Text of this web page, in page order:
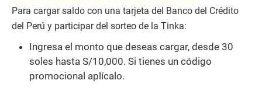
Para cargar saldo con una tarjeta del Banco del Crédito
del Perú y participar del sorteo de la Tinka:
Ingresa el monto que deseas cargar, desde 30
soles hasta S/10,000. Si tienes un código
promocional aplícalo.